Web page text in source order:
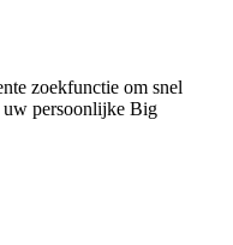
zoekfunctie om snel
uw persoonlijke Big